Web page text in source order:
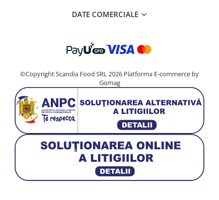
DATE COMERCIALE
©Copyright Scandia Food SRL 2026 Platforma E-commerce by
Gomag